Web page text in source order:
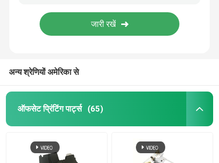
अन्य श्रेणियों अमेरिका से
ऑफसेट प्रिंटिंग पार्ट्स (65)